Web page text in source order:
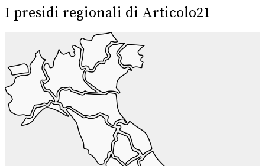
I presidi regionali di Articolo21